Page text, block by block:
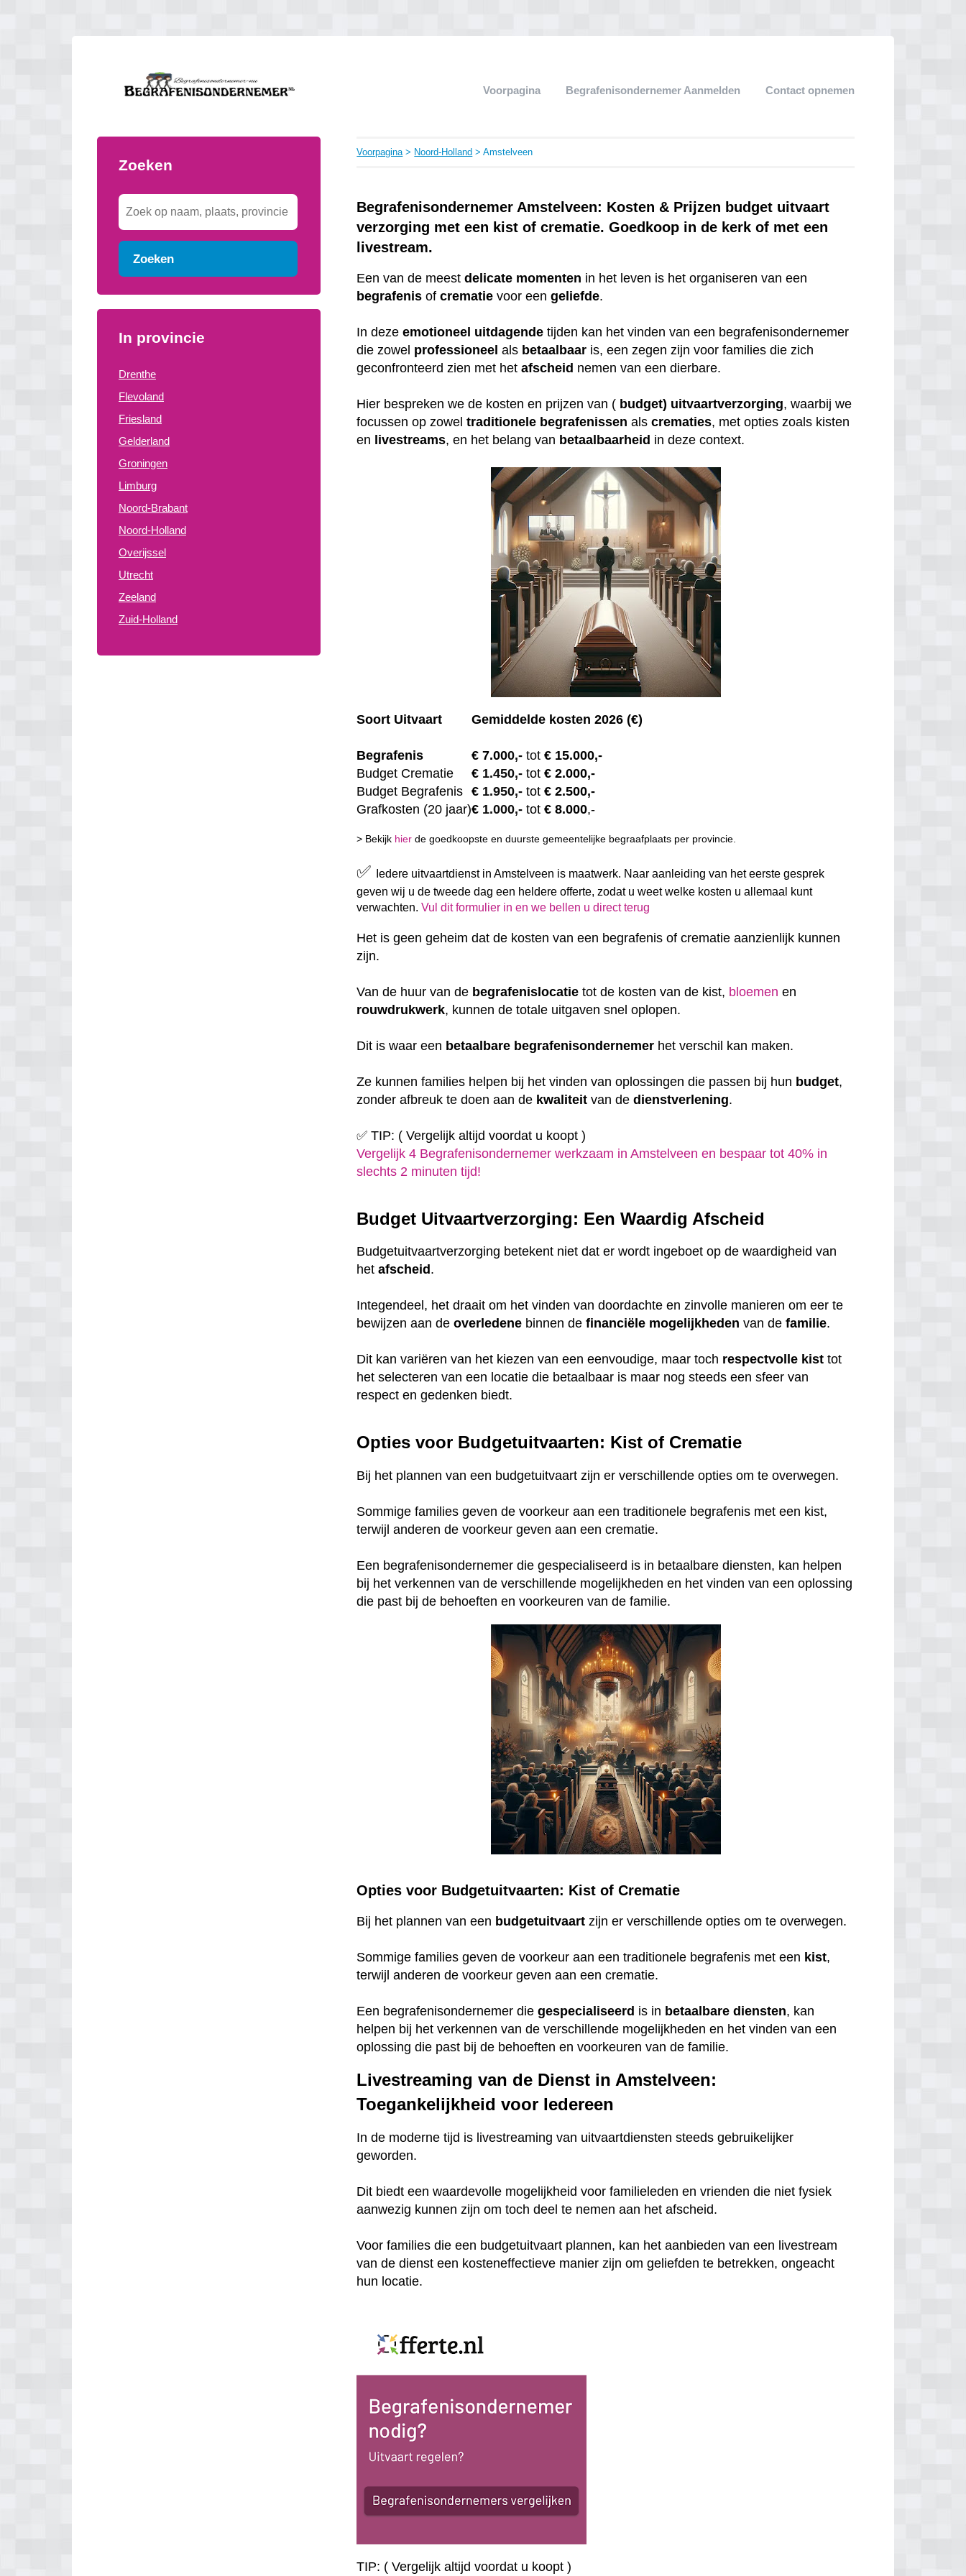
Voorpagina Begrafenisondernemer Aanmelden Contact opnemen
Zoeken
Zoeken
In provincie
Drenthe
Flevoland
Friesland
Gelderland
Groningen
Limburg
Noord-Brabant
Noord-Holland
Overijssel
Utrecht
Zeeland
Zuid-Holland
Voorpagina> Noord-Holland > Amstelveen
Begrafenisondernemer Amstelveen: Kosten & Prijzen budget uitvaart
verzorging met een kist of crematie. Goedkoop in de kerk of met een
livestream.
Een van de meestdelicate momenten in het leven is het organiseren van een
begrafenis ofcrematie voor eengeliefde.
In dezeemotioneel uitdagende tijden kan het vinden van een begrafenisondernemer
die zowel professioneel als betaalbaar is, een zegen zijn voor families die zich
geconfronteerd zien met hetafscheid nemen van een dierbare.
Hier bespreken we de kosten en prijzen van ( budget) uitvaartverzorging, waarbij we
focussen op zoweltraditionele begrafenissen alscrematies, met opties zoals kisten
en livestreams, en het belang van betaalbaarheid in deze context.
Soort Uitvaart Gemiddelde kosten 2026 (€)
Begrafenis € 7.000,- tot € 15.000,-
Budget Crematie
€ 1.450,- tot€ 2.000,-
Budget Begrafenis € 1.950,- tot€ 2.500,-
Grafkosten (20 jaar)€ 1.000,- tot€ 8.000,-
> Bekijk hier de goedkoopste en duurste gemeentelijke begraafplaats per provincie.
✅
Iedere uitvaartdienst in Amstelveen is maatwerk. Naar aanleiding van het eerste gesprek
geven wij u de tweede dag een heldere offerte, zodat u weet welke kosten u allemaal kunt
verwachten.Vul dit formulier in en we bellen u direct terug
Het is geen geheim dat de kosten van een begrafenis of crematie aanzienlijk kunnen
zijn.
Van de huur van de begrafenislocatie tot de kosten van de kist, bloemen en
rouwdrukwerk, kunnen de totale uitgaven snel oplopen.
Dit is waar een betaalbare begrafenisondernemer het verschil kan maken.
Ze kunnen families helpen bij het vinden van oplossingen die passen bij hun budget,
zonder afbreuk te doen aan de kwaliteit van dedienstverlening.
✅ TIP: ( Vergelijk altijd voordat u koopt )
Vergelijk 4 Begrafenisondernemer werkzaam in Amstelveen en bespaar tot 40% in
slechts 2 minuten tijd!
Budget Uitvaartverzorging: Een Waardig Afscheid
Budgetuitvaartverzorging betekent niet dat er wordt ingeboet op de waardigheid van
hetafscheid .
Integendeel, het draait om het vinden van doordachte en zinvolle manieren om eer te
bewijzen aan deoverledene binnen definanciële mogelijkheden van defamilie.
Dit kan variëren van het kiezen van een eenvoudige, maar toch respectvolle kist tot
het selecteren van een locatie die betaalbaar is maar nog steeds een sfeer van
respect en gedenken biedt.
Opties voor Budgetuitvaarten: Kist of Crematie
Bij het plannen van een budgetuitvaart zijn er verschillende opties om te overwegen.
Sommige families geven de voorkeur aan een traditionele begrafenis met een kist,
terwijl anderen de voorkeur geven aan een crematie.
Een begrafenisondernemer die gespecialiseerd is in betaalbare diensten, kan helpen
bij het verkennen van de verschillende mogelijkheden en het vinden van een oplossing
die past bij de behoeften en voorkeuren van de familie.
Opties voor Budgetuitvaarten: Kist of Crematie
Bij het plannen van een budgetuitvaart zijn er verschillende opties om te overwegen.
Sommige families geven de voorkeur aan een traditionele begrafenis met een kist,
terwijl anderen de voorkeur geven aan een crematie.
Een begrafenisondernemer diegespecialiseerd is in betaalbare diensten, kan
helpen bij het verkennen van de verschillende mogelijkheden en het vinden van een
oplossing die past bij de behoeften en voorkeuren van de familie.
Livestreaming van de Dienst in Amstelveen:
Toegankelijkheid voor Iedereen
In de moderne tijd is livestreaming van uitvaartdiensten steeds gebruikelijker
geworden.
Dit biedt een waardevolle mogelijkheid voor familieleden en vrienden die niet fysiek
aanwezig kunnen zijn om toch deel te nemen aan het afscheid.
Voor families die een budgetuitvaart plannen, kan het aanbieden van een livestream
van de dienst een kosteneffectieve manier zijn om geliefden te betrekken, ongeacht
hun locatie.
TIP: ( Vergelijk altijd voordat u koopt )